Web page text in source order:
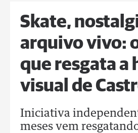
Skate,
arquivo vivo:
que resgata a
visual de
Iniciativa
meses vem